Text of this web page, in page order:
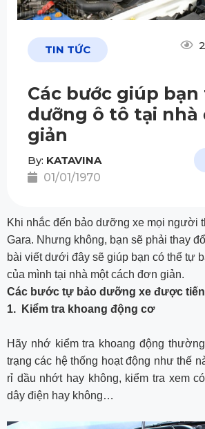
TIN TỨC
Các bước giúp bạn
dưỡng ô tô tại nhà
giản
By: KATAVINA
01/01/1970
Khi nhắc đến bảo dưỡng xe mọi người
Gara. Nhưng không, bạn sẽ phải thay
bài viết dưới đây sẽ giúp bạn có thể tự
của mình tại nhà một cách đơn giản.
Các bước tự bảo dưỡng xe được
1. Kiểm tra khoang động cơ
Hãy nhớ kiểm tra khoang động
trạng các hệ thống hoạt động như thế
rỉ dầu nhớt hay không, kiểm tra xem
dây điện hay không…